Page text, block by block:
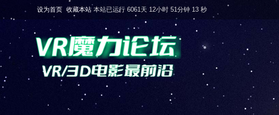
设为首页 收藏本站 本站已运行 6061天 12小时 51分钟 14 秒